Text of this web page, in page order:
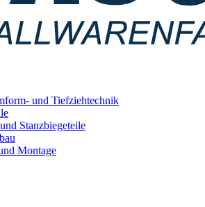
und Tiefziehtechnik
Stanzbiegeteile
Montage